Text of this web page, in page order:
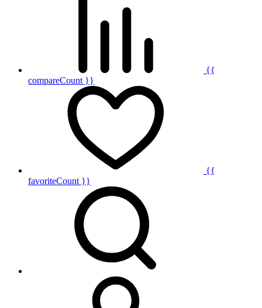
{{
compareCount }}
{{
favoriteCount }}